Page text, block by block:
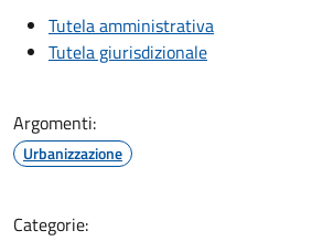
Tutela amministrativa
Tutela giurisdizionale
Argomenti:
Urbanizzazione
Categorie: